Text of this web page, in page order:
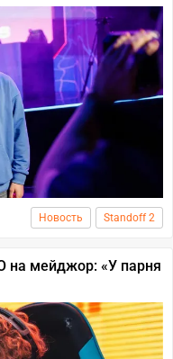
Новость Standoff 2
на мейджор: «У парня